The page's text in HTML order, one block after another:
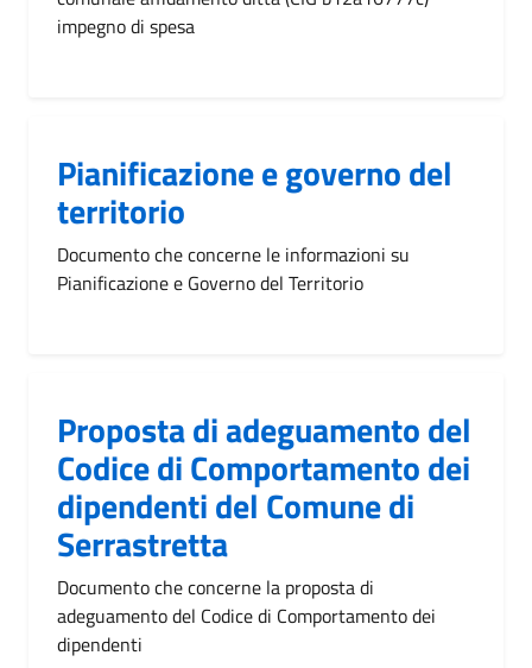
impegno di spesa
Pianificazione e governo del
territorio
Documento che concerne le informazioni su
Pianificazione e Governo del Territorio
Proposta di adeguamento del
Codice di Comportamento dei
dipendenti del Comune di
Serrastretta
Documento che concerne la proposta di
adeguamento del Codice di Comportamento dei
dipendenti